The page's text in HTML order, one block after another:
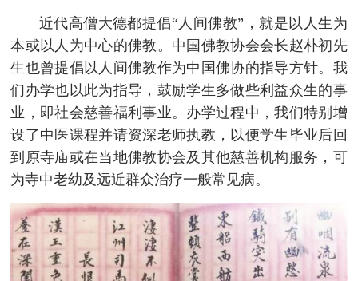
近代高僧大德都提倡“人间佛教”，就是以人生为
本或以人为中心的佛教。中国佛教协会会长赵朴初先
生也曾提倡以人间佛教作为中国佛协的指导方针。我
们办学也以此为指导，鼓励学生多做些利益众生的事
业，即社会慈善福利事业。办学过程中，我们特别增
设了中医课程并请资深老师执教，以便学生毕业后回
到原寺庙或在当地佛教协会及其他慈善机构服务，可
为寺中老幼及远近群众治疗一般常见病。